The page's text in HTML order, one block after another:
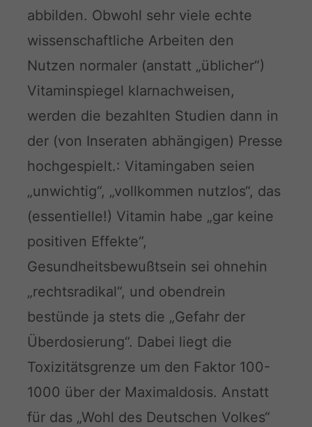
abbilden. Obwohl sehr viele echte
wissenschaftliche Arbeiten den
Nutzen normaler (anstatt „üblicher“)
Vitaminspiegel klarnachweisen,
werden die bezahlten Studien dann in
der (von Inseraten abhängigen) Presse
hochgespielt.: Vitamingaben seien
„unwichtig“, „vollkommen nutzlos“, das
(essentielle!) Vitamin habe „gar keine
positiven Effekte“,
Gesundheitsbewußtsein sei ohnehin
„rechtsradikal“, und obendrein
bestünde ja stets die „Gefahr der
Überdosierung“. Dabei liegt die
Toxizitätsgrenze um den Faktor 100-
1000 über der Maximaldosis. Anstatt
für das „Wohl des Deutschen Volkes“